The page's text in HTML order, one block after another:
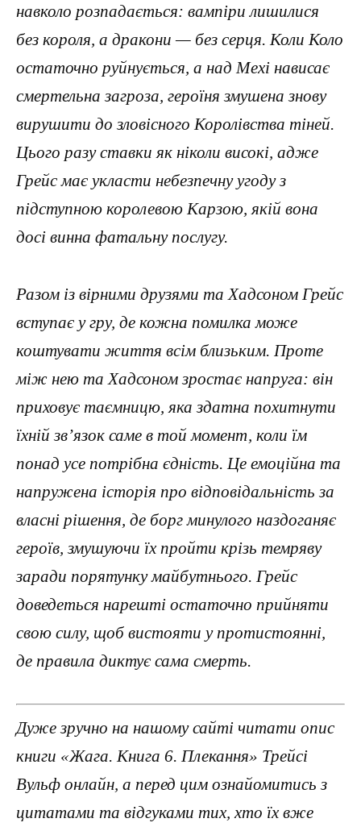
навколо розпадається: вампіри лишилися
без короля, а дракони — без серця. Коли Коло
остаточно руйнується, а над Мехі нависає
смертельна загроза, героїня змушена знову
вирушити до зловісного Королівства тіней.
Цього разу ставки як ніколи високі, адже
Грейс має укласти небезпечну угоду з
підступною королевою Карзою, якій вона
досі винна фатальну послугу.
Разом із вірними друзями та Хадсоном Грейс
вступає у гру, де кожна помилка може
коштувати життя всім близьким. Проте
між нею та Хадсоном зростає напруга: він
приховує таємницю, яка здатна похитнути
їхній зв’язок саме в той момент, коли їм
понад усе потрібна єдність. Це емоційна та
напружена історія про відповідальність за
власні рішення, де борг минулого наздоганяє
героїв, змушуючи їх пройти крізь темряву
заради порятунку майбутнього. Грейс
доведеться нарешті остаточно прийняти
свою силу, щоб вистояти у протистоянні,
де правила диктує сама смерть.
Дуже зручно на нашому сайті читати опис
книги «Жага. Книга 6. Плекання» Трейсі
Вульф онлайн, а перед цим ознайомитись з
цитатами та відгуками тих, хто їх вже